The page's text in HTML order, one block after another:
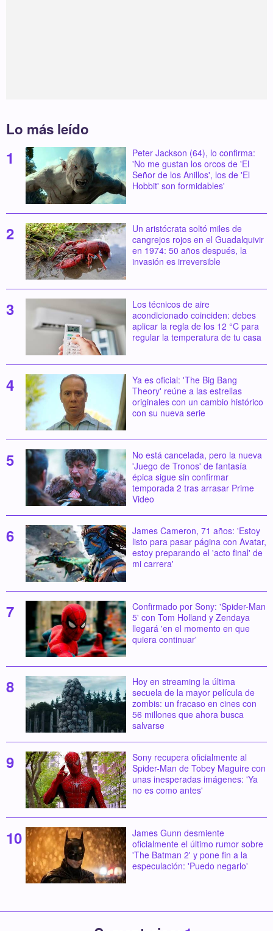
Lo más leído
Peter Jackson (64), lo confirma:
'No me gustan los orcos de 'El
Señor de los Anillos', los de 'El
Hobbit' son formidables'
Un aristócrata soltó miles de
cangrejos rojos en el Guadalquivir
en 1974: 50 años después, la
invasión es irreversible
Los técnicos de aire
acondicionado coinciden: debes
aplicar la regla de los 12 °C para
regular la temperatura de tu casa
Ya es oficial: 'The Big Bang
Theory' reúne a las estrellas
originales con un cambio histórico
con su nueva serie
No está cancelada, pero la nueva
'Juego de Tronos' de fantasía
épica sigue sin confirmar
temporada 2 tras arrasar Prime
Video
James Cameron, 71 años: 'Estoy
listo para pasar página con Avatar,
estoy preparando el 'acto final' de
mi carrera'
Confirmado por Sony: 'Spider-Man
5' con Tom Holland y Zendaya
llegará 'en el momento en que
quiera continuar'
Hoy en streaming la última
secuela de la mayor película de
zombis: un fracaso en cines con
56 millones que ahora busca
salvarse
Sony recupera oficialmente al
Spider-Man de Tobey Maguire con
unas inesperadas imágenes: 'Ya
no es como antes'
James Gunn desmiente
oficialmente el último rumor sobre
'The Batman 2' y pone fin a la
especulación: 'Puedo negarlo'